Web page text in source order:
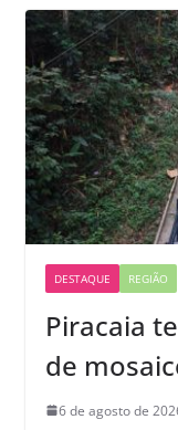
DESTAQUE REGIÃO
Piracaia
de
6 de agosto de